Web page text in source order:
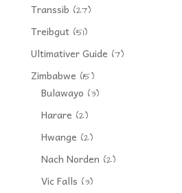
Transsib (27)
Treibgut(51)
Ultimativer Guide (7)
Zimbabwe (15)
Bulawayo (3)
Harare (2)
Hwange (2)
Nach Norden (2)
Vic Falls (3)